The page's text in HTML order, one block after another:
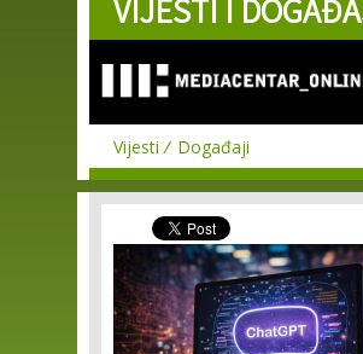
Skip to
main
VIJESTI I
Vijesti Događaji